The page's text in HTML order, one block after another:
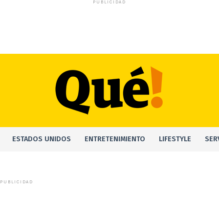
PUBLICIDAD
ESTADOS UNIDOS ENTRETENIMIENTO LIFESTYLE
PUBLICIDAD